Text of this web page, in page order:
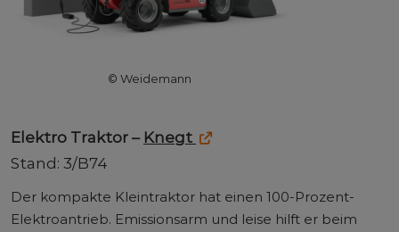
© Weidemann
Elektro Traktor – Knegt
Stand: 3/B74
Der kompakte Kleintraktor hat einen 100-Prozent-
Elektroantrieb. Emissionsarm und leise hilft er beim